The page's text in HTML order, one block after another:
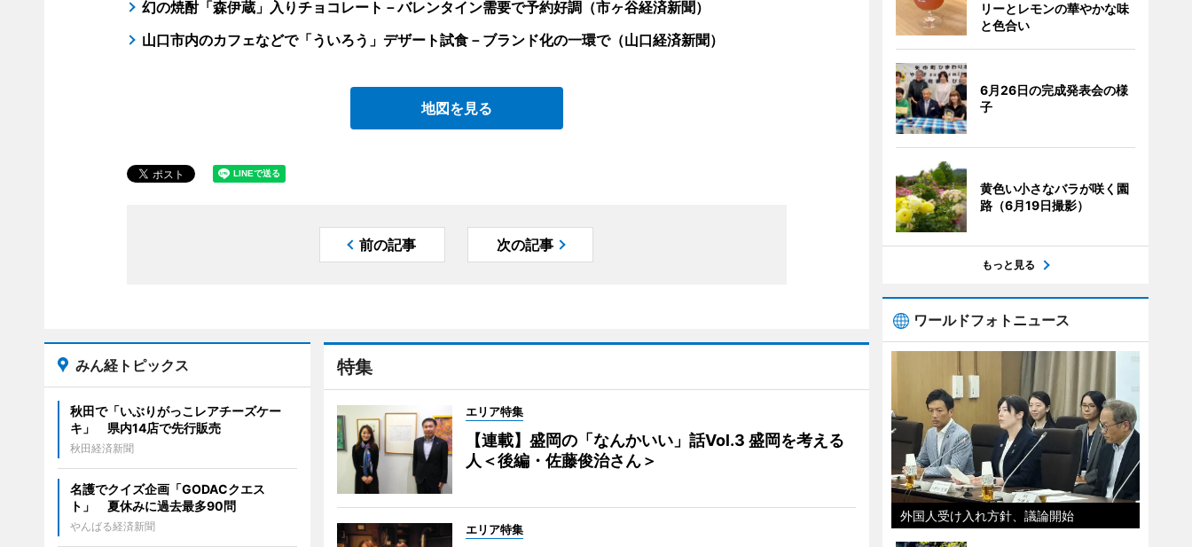
幻の焼酎「森伊蔵」入りチョコレート－バレンタイン需要で予約好調（市ヶ谷経済新聞）
山口市内のカフェなどで「ういろう」デザート試食－ブランド化の一環で（山口経済新聞）
地図を見る
前の記事 次の記事
特集
エリア特集
【連載】盛岡の「なんかいい」話Vol.3 盛岡を考える
人＜後編・佐藤俊治さん＞
エリア特集
みん経トピックス
秋田で「いぶりがっこレアチーズケー
キ」 県内14店で先行販売
秋田経済新聞
名護でクイズ企画「GODACクエス
ト」 夏休みに過去最多90問
やんばる経済新聞
リーとレモンの華やかな味
と色合い
6月26日の完成発表会の様
子
黄色い小さなバラが咲く園
路（6月19日撮影）
もっと見る
ワールドフォトニュース
外国人受け入れ方針、議論開始